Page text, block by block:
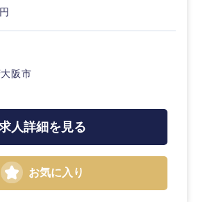
M&A・事業投資
経営企画
金属
・アパレル・消費財
件を入力ください
阪市
人詳細を見る
お気に入り